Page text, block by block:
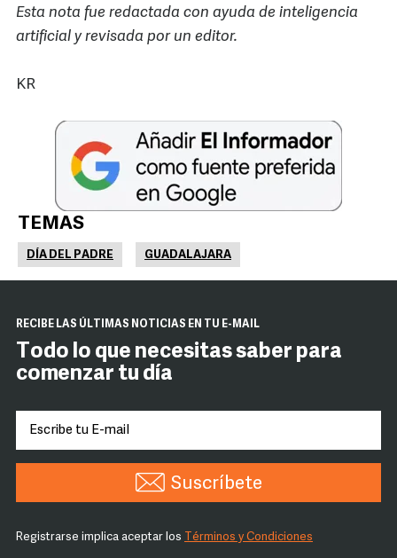
Esta nota fue redactada con ayuda de inteligencia
artificial y revisada por un editor.
KR
TEMAS
DÍA DEL PADRE GUADALAJARA
RECIBE LAS ÚLTIMAS NOTICIAS EN TU E-MAIL
Todo lo que necesitas saber para
comenzar tu día
Suscríbete
Registrarse implica aceptar los Términos y Condiciones